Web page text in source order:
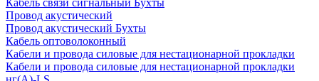
Кабель связи сигнальный Бухты
Провод акустический
Провод акустический Бухты
Кабель оптоволоконный
Кабели и провода силовые для нестационарной прокладки
Кабели и провода силовые для нестационарной прокладки